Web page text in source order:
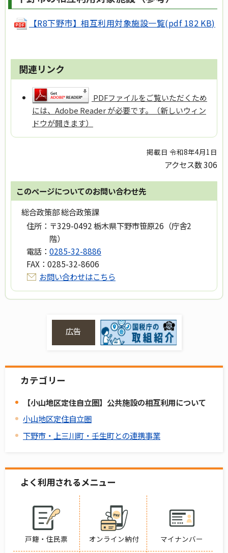
【R8下野市】相互利用対象施設一覧(pdf 182 KB)
関連リンク
PDFファイルをご覧いただくため
には、Adobe Reader が必要です。（新しいウィン
ドウが開きます）
掲載日 令和8年4月1日
アクセス数306
このページについてのお問い合わせ先
総合政策部 総合政策課
住所： 〒329-0492 栃木県下野市笹原26（庁舎2
階）
電話： 0285-32-8886
FAX： 0285-32-8606
お問い合わせはこちら
広告
カテゴリー
【小山地区定住自立圏】公共施設の相互利用について
小山地区定住自立圏
下野市・上三川町・壬生町との連携事業
よく利用されるメニュー
戸籍・住民票 オンライン納付 マイナンバー